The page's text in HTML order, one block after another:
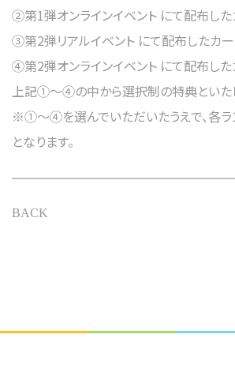
②第1弾オンラインイベント にて配布した
③第2弾リアルイベント にて配布したカ
④第2弾オンラインイベント にて配布した
上記①～④の中から選択制の特典といた
※①～④を選んでいただいたうえで、各
となります。
BACK